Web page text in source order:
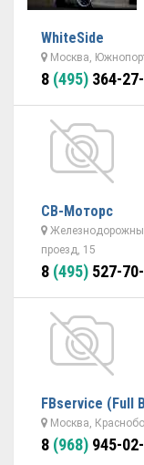
WhiteSide
Москва,
8 (495) 364-
СВ-Моторс
проезд, 15
8 (495) 527-
FBserviсe (Full
Москва,
8 (968) 945-